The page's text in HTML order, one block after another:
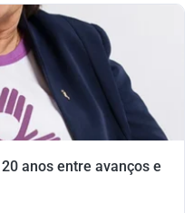
anos entre avanços e